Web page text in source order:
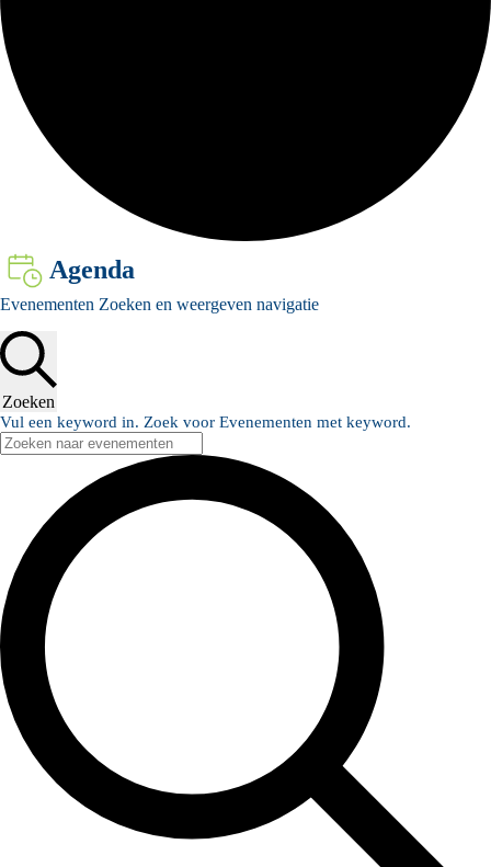
Agenda
Evenementen
Evenementen Zoeken en weergeven navigatie
Zoeken
Vul een keyword in. Zoek voor Evenementen met keyword.